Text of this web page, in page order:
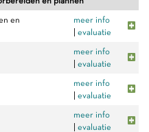
en
meer info
evaluatie
meer info
evaluatie
meer info
evaluatie
meer info
evaluatie